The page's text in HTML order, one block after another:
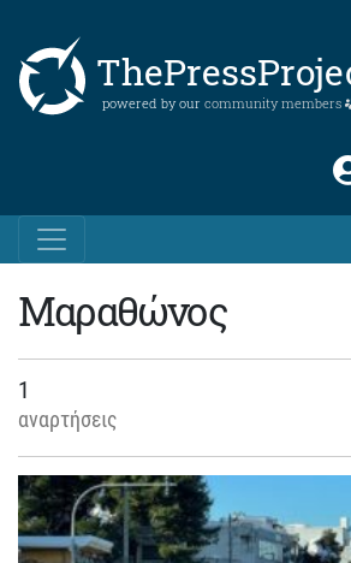
powered by our community members
Μαραθώνος
1
αναρτήσεις